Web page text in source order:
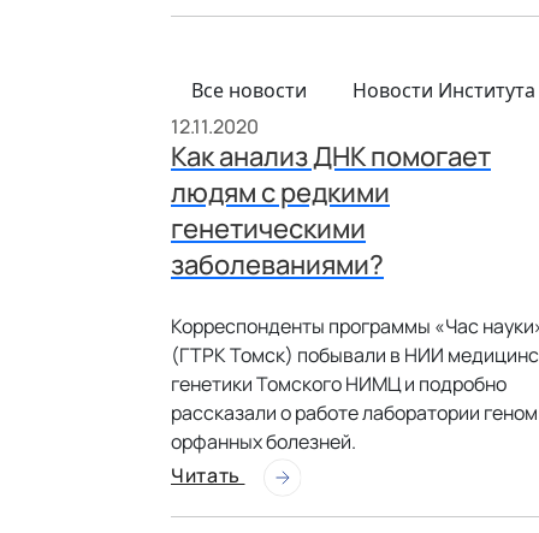
Все новости
Новости Института
12.11.2020
Как анализ ДНК помогает
людям с редкими
генетическими
заболеваниями?
Корреспонденты программы «Час
(ГТРК Томск) побывали в НИИ
генетики Томского НИМЦ и подробно
рассказали о работе лаборатории
орфанных болезней.
Читать